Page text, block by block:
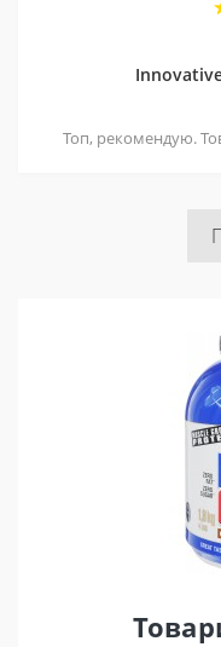
Топ, рекомендую.